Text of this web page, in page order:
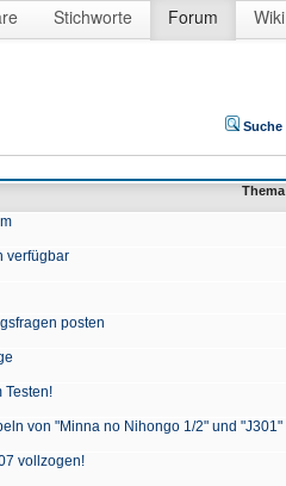
Stichworte Forum Wiki
Suche
Thema
verfügbar
posten
Testen!
von "Minna no Nihongo 1/2" und "J301"
vollzogen!